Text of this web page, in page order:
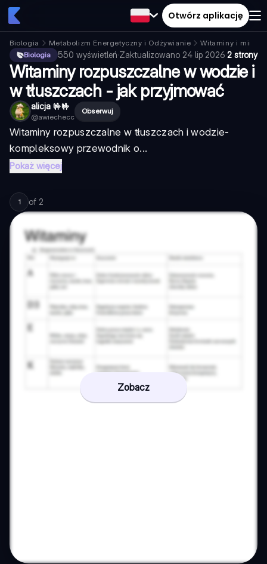
Otwórz aplikację
Biologia Metabolizm Energetyczny i Odżywianie
Witaminy i
Biologia
550 wyświetleń·Zaktualizowano 24 lip 2026·2 strony
Witaminy rozpuszczalne w wodzie i
w tłuszczach - jak przyjmować
alicja 🤟🤟
@awiechecc
Obserwuj
Witaminy rozpuszczalne w tłuszczach i wodzie-
kompleksowy przewodnik o...
Pokaż więcej
1 of 2
Zobacz